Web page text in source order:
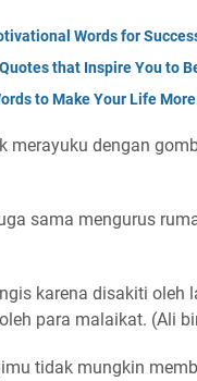
Words for
that Inspire You to
to Make Your Life
merayuku dengan
sama mengurus
karena disakiti oleh
para malaikat. (Ali
tidak mungkin